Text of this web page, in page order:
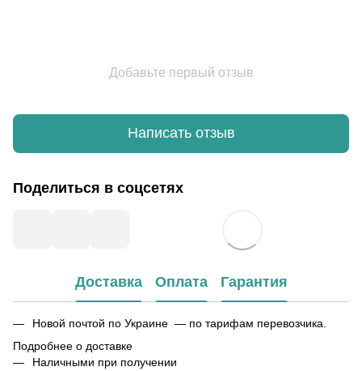
Добавьте первый отзыв
Написать отзыв
Поделиться в соцсетях
Доставка Оплата Гарантия
Новой почтой по Украине — по тарифам перевозчика.
Подробнее о доставке
Наличными при получении